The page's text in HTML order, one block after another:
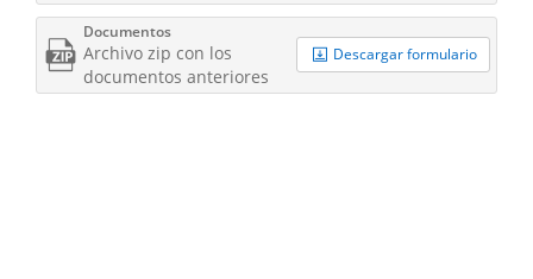
Documentos
Archivo zip con los
documentos anteriores
Descargar formulario